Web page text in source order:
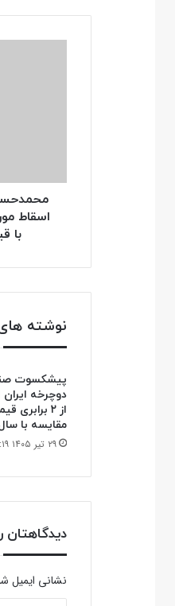
نیاز
تولیدکنندگان
موتورسیکلت
کارشناسی
هستیم
اسقاط
با
نوشته
پیشکسوت
دوچرخه
از ۲
مقایسه با سال
۲۹ تیر ۱۴۰۵ ۱۱:۱۹
دیدگاهتان
نشانی ایمیل